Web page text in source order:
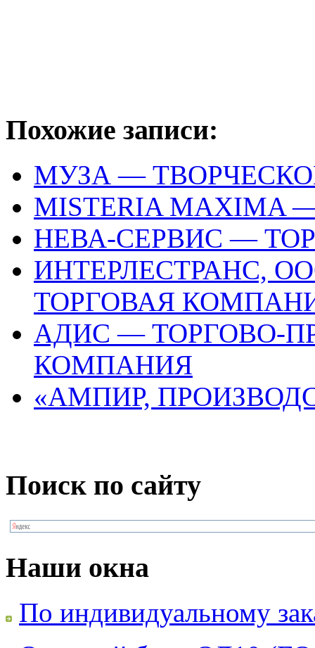
Похожие записи:
МУЗА —
MISTERIA
НЕВА-СЕРВИС —
ИНТЕРЛЕСТРАНС,
ТОРГОВАЯ
АДИС — ТОРГОВО-
КОМПАНИЯ
«АМПИР,
Поиск по сайту
Наши окна
По индивидуальному